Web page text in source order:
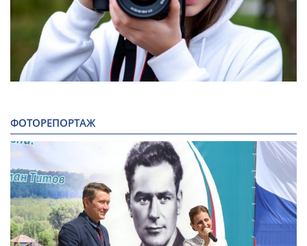
ФОТОРЕПОРТАЖ